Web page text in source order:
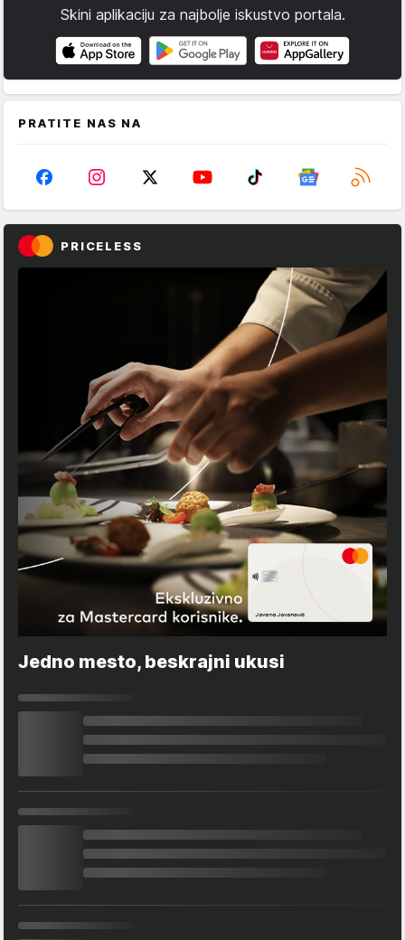
Skini aplikaciju za najbolje iskustvo portala.
PRATITE NAS NA
PRICELESS
Jedno mesto, beskrajni ukusi